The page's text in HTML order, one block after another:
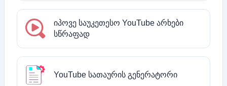
იპოვე საუკეთესო YouTube არხები
სწრაფად
YouTube სათაურის გენერატორი